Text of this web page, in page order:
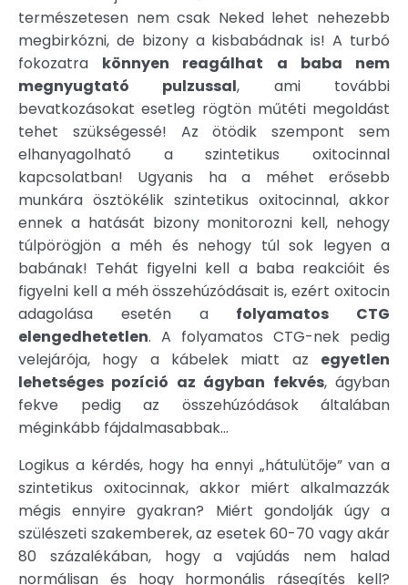
természetesen nem csak Neked lehet nehezebb
megbirkózni, de bizony a kisbabádnak is! A turbó
fokozatra könnyen reagálhat a baba nem
megnyugtató pulzussal, ami további
bevatkozásokat esetleg rögtön műtéti megoldást
tehet szükségessé! Az ötödik szempont sem
elhanyagolható a szintetikus oxitocinnal
kapcsolatban! Ugyanis ha a méhet erősebb
munkára ösztökélik szintetikus oxitocinnal, akkor
ennek a hatását bizony monitorozni kell, nehogy
túlpörögjön a méh és nehogy túl sok legyen a
babának! Tehát figyelni kell a baba reakcióit és
figyelni kell a méh összehúzódásait is, ezért oxitocin
adagolása esetén a folyamatos CTG
elengedhetetlen. A folyamatos CTG-nek pedig
velejárója, hogy a kábelek miatt az egyetlen
lehetséges pozíció az ágyban fekvés, ágyban
fekve pedig az összehúzódások általában
méginkább fájdalmasabbak...
Logikus a kérdés, hogy ha ennyi „hátulütője” van a
szintetikus oxitocinnak, akkor miért alkalmazzák
mégis ennyire gyakran? Miért gondolják úgy a
szülészeti szakemberek, az esetek 60-70 vagy akár
80 százalékában, hogy a vajúdás nem halad
normálisan és hogy hormonális rásegítés kell?